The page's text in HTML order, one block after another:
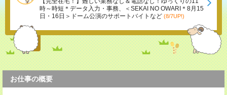
時～時短＊データ入力・事務、＜SEKAI NO OWARI＊8月15
日・16日＞ドーム公演のサポートバイトなど (8/7UP!)
お仕事の概要